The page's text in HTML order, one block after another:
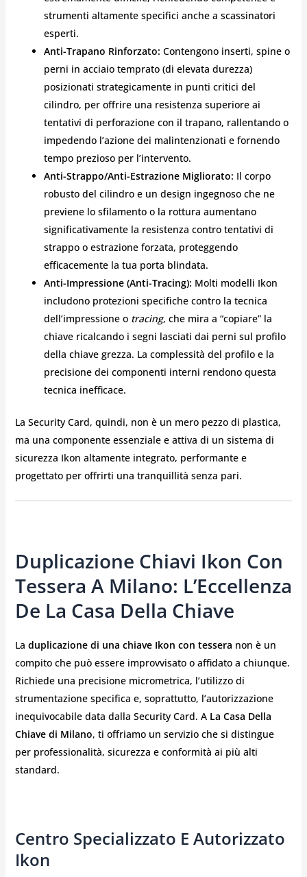
strumenti altamente specifici anche a scassinatori
esperti.
Anti-Trapano Rinforzato: Contengono inserti, spine o
perni in acciaio temprato (di elevata durezza)
posizionati strategicamente in punti critici del
cilindro, per offrire una resistenza superiore ai
tentativi di perforazione con il trapano, rallentando o
impedendo l’azione dei malintenzionati e fornendo
tempo prezioso per l’intervento.
Anti-Strappo/Anti-Estrazione Migliorato: Il corpo
robusto del cilindro e un design ingegnoso che ne
previene lo sfilamento o la rottura aumentano
significativamente la resistenza contro tentativi di
strappo o estrazione forzata, proteggendo
efficacemente la tua porta blindata.
Anti-Impressione (Anti-Tracing): Molti modelli Ikon
includono protezioni specifiche contro la tecnica
dell’impressione o tracing, che mira a “copiare” la
chiave ricalcando i segni lasciati dai perni sul profilo
della chiave grezza. La complessità del profilo e la
precisione dei componenti interni rendono questa
tecnica inefficace.
La Security Card, quindi, non è un mero pezzo di plastica,
ma una componente essenziale e attiva di un sistema di
sicurezza Ikon altamente integrato, performante e
progettato per offrirti una tranquillità senza pari.
Duplicazione Chiavi Ikon Con
Tessera A Milano: L’Eccellenza
De La Casa Della Chiave
La duplicazione di una chiave Ikon con tessera non è un
compito che può essere improvvisato o affidato a chiunque.
Richiede una precisione micrometrica, l’utilizzo di
strumentazione specifica e, soprattutto, l’autorizzazione
inequivocabile data dalla Security Card. A La Casa Della
Chiave di Milano, ti offriamo un servizio che si distingue
per professionalità, sicurezza e conformità ai più alti
standard.
Centro Specializzato E Autorizzato
Ikon